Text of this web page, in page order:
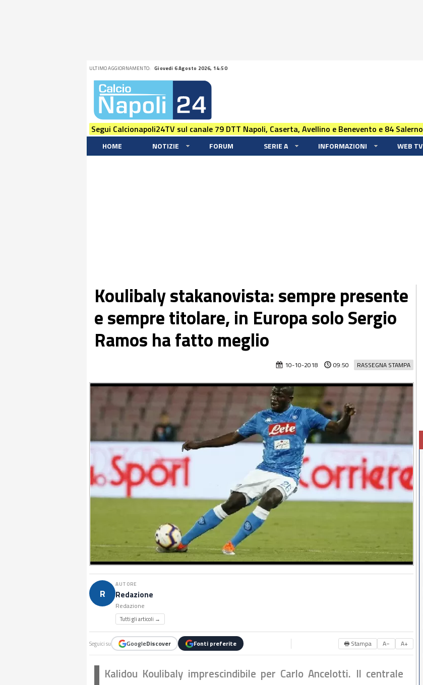
ULTIMO AGGIORNAMENTO: Giovedi 6 Agosto 2026, 14:50
Segui Calcionapoli24TV sul canale 79 DTT Napoli, Caserta, Avellino e Benevento e 84 Salerno
HOME NOTIZIE FORUM SERIE A INFORMAZIONI WEB TV
Koulibaly stakanovista: sempre presente
e sempre titolare, in Europa solo Sergio
Ramos ha fatto meglio
RASSEGNA STAMPA
10-10-2018 09:50
R
AUTORE
Redazione
Redazione
Tutti gli articoli →
Seguici su GoogleDiscover Fonti preferite 🖶 Stampa A− A+
Kalidou Koulibaly imprescindibile per Carlo Ancelotti. Il centrale